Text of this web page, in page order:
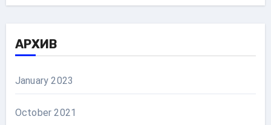
АРХИВ
January 2023
October 2021